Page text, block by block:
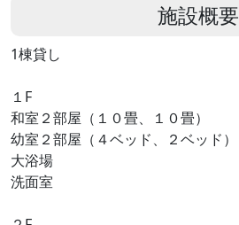
施設概要
1棟貸し
１F
和室２部屋（１０畳、１０畳）
幼室２部屋（４ベッド、２ベッド）
大浴場
洗面室